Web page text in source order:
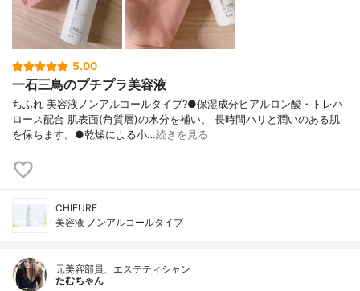
5.00
一石三鳥のプチプラ美容液
ちふれ 美容液ノンアルコールタイプ?●保湿成分ヒアルロン酸・トレハ
ロース配合 肌表面(角質層)の水分を補い、 長時間ハリと潤いのある肌
を保ちます。●乾燥による小…続きを見る
CHIFURE
美容液 ノンアルコールタイプ
元美容部員、エステティシャン
たむちゃん